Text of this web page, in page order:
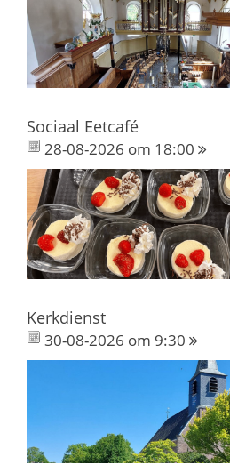
Sociaal Eetcafé
28-08-2026 om 18:00
Kerkdienst
30-08-2026 om 9:30